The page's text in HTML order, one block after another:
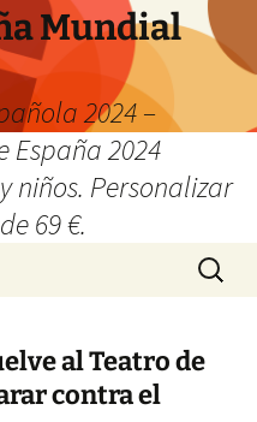
Mundial
2024 –
España 2024
niños. Personalizar
69 €.
Buscar:
al Teatro de
contra el